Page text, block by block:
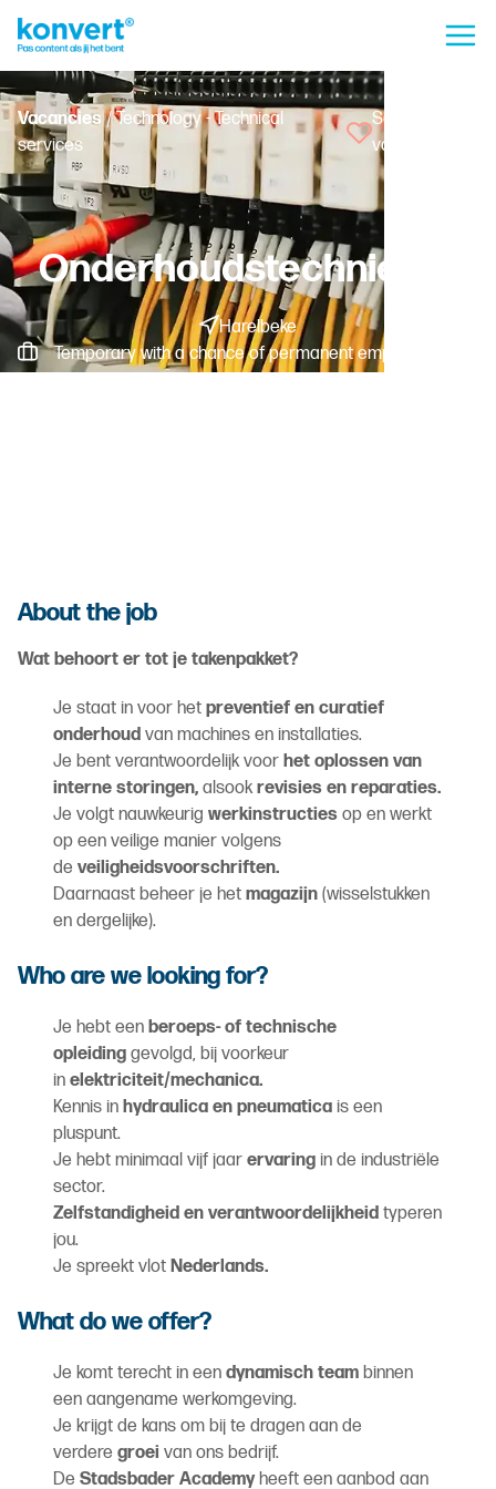
Vacancies/ Technology - Technical
services
Save
vacancy
Onderhoudstechnieker
Harelbeke
Temporary with a chance of permanent employment -
About the job
Wat behoort er tot je takenpakket?
Je staat in voor het preventief en curatief
onderhoud van machines en installaties.
Je bent verantwoordelijk voor het oplossen van
interne storingen, alsook revisies en reparaties.
Je volgt nauwkeurig werkinstructies op en werkt
op een veilige manier volgens
de veiligheidsvoorschriften.
Daarnaast beheer je het magazijn (wisselstukken
en dergelijke).
Who are we looking for?
Je hebt een beroeps- of technische
opleiding gevolgd, bij voorkeur
in elektriciteit/mechanica.
Kennis in hydraulica en pneumatica is een
pluspunt.
Je hebt minimaal vijf jaar ervaring in de industriële
sector.
Zelfstandigheid en verantwoordelijkheid typeren
jou.
Je spreekt vlot Nederlands.
What do we offer?
Je komt terecht in een dynamisch team binnen
een aangename werkomgeving.
Je krijgt de kans om bij te dragen aan de
verdere groei van ons bedrijf.
De Stadsbader Academyheeft een aanbod aan